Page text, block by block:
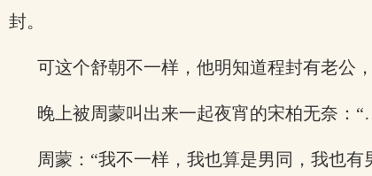
封。
可这个舒朝不一样，他明知道程封有老公
晚上被周蒙叫出来一起夜宵的宋柏无奈：
周蒙：“我不一样，我也算是男同，我也有